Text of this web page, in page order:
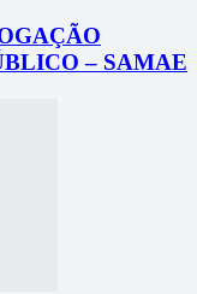
– SAMAE